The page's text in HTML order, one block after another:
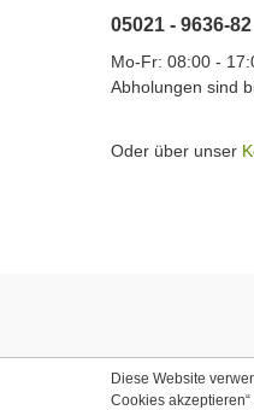
05021 - 9636-82
Mo-Fr: 08:00 -
Abholungen sind
Oder über unser
Diese Website
Cookies